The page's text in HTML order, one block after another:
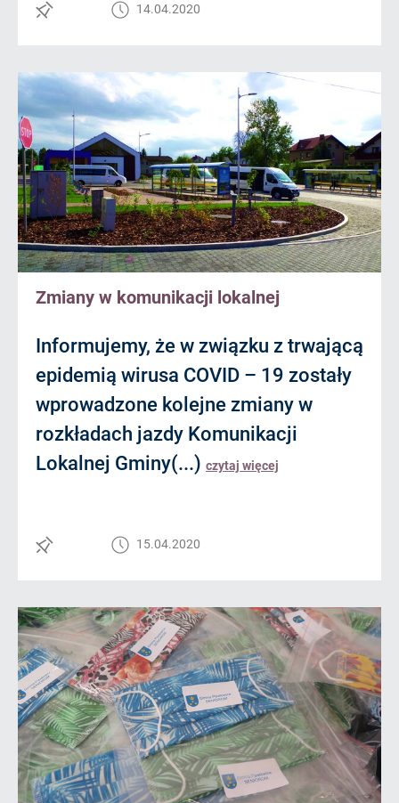
14.04.2020
Zmiany w komunikacji lokalnej
Informujemy, że w związku z trwającą
epidemią wirusa COVID – 19 zostały
wprowadzone kolejne zmiany w
rozkładach jazdy Komunikacji
Lokalnej Gminy(...) czytaj więcej
15.04.2020